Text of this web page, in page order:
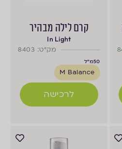
קרם לילה מבהיר
In Light
מק"ט: 8403
50מ"ל
M Balance
לרכישה